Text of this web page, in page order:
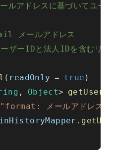
アドレスに基づいてユー
メールアドレス
ーIDと法人IDを含むリス
( readOnly = true )
, Object>
"format: メールアドレス {}
.